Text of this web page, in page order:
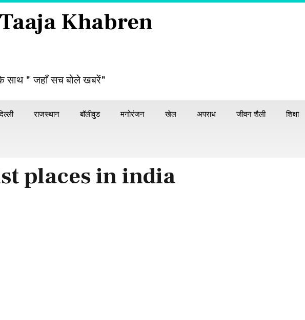
Khabren
साथ " जहाँ सच बोले खबरें"
राजस्थान बॉलीवुड मनोरंजन खेल अपराध जीवन शैली शिक्षा
places in india